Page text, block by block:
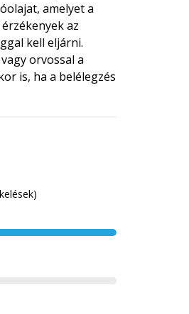
amelyet a
az
kell eljárni.
orvossal a
is, ha a belélegzés